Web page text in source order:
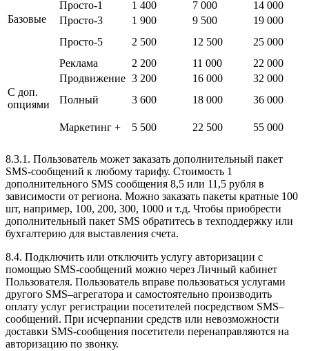
Базовые
Просто-1 1 400 7 000
14 000
Просто-3
1 900 9 500
19 000
Просто-5
2 500 12 500 25 000
С доп.
опциями
Реклама 2 200 11 000
22 000
Продвижение 3 200 16 000
32 000
Полный
3 600 18 000 36 000
Маркетинг + 5 500 22 500 55 000
8.3.1. Пользователь может заказать дополнительный пакет
SMS-сообщений к любому тарифу. Стоимость 1
дополнительного SMS сообщения 8,5 или 11,5 рубля в
зависимости от региона. Можно заказать пакеты кратные 100
шт, например, 100, 200, 300, 1000 и т.д. Чтобы приобрести
дополнительный пакет SMS обратитесь в техподдержку или
бухгалтерию для выставления счета.
8.4. Подключить или отключить услугу авторизации с
помощью SMS-сообщений можно через Личный кабинет
Пользователя. Пользователь вправе пользоваться услугами
другого SMS–агрегатора и самостоятельно производить
оплату услуг регистрации посетителей посредством SMS–
сообщений. При исчерпании средств или невозможности
доставки SMS-сообщения посетители перенаправляются на
авторизацию по звонку.